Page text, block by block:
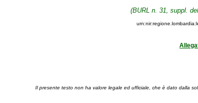
(BURL n. 31, suppl.
Il presente testo non ha valore legale ed ufficiale, che è dato dalla